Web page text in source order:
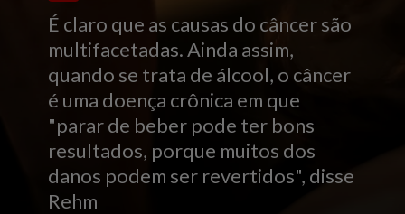
É claro que as causas do câncer são
multifacetadas. Ainda assim,
quando se trata de álcool, o câncer
é uma doença crônica em que
"parar de beber pode ter bons
resultados, porque muitos dos
danos podem ser revertidos", disse
Rehm